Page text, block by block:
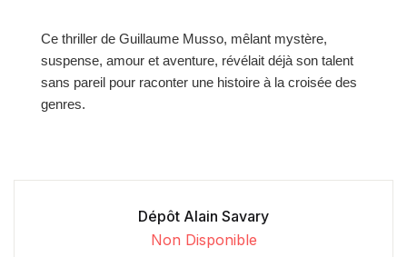
Ce thriller de Guillaume Musso, mêlant mystère,
suspense, amour et aventure, révélait déjà son talent
sans pareil pour raconter une histoire à la croisée des
genres.
Dépôt Alain Savary
Non Disponible